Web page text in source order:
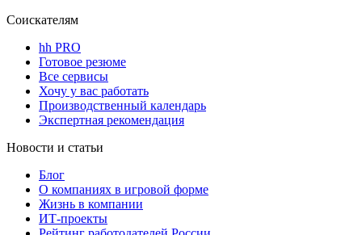
Соискателям
hh PRO
Готовое резюме
Все сервисы
Хочу у вас работать
Производственный календарь
Экспертная рекомендация
Новости и статьи
Блог
О компаниях в игровой форме
Жизнь в компании
ИТ-проекты